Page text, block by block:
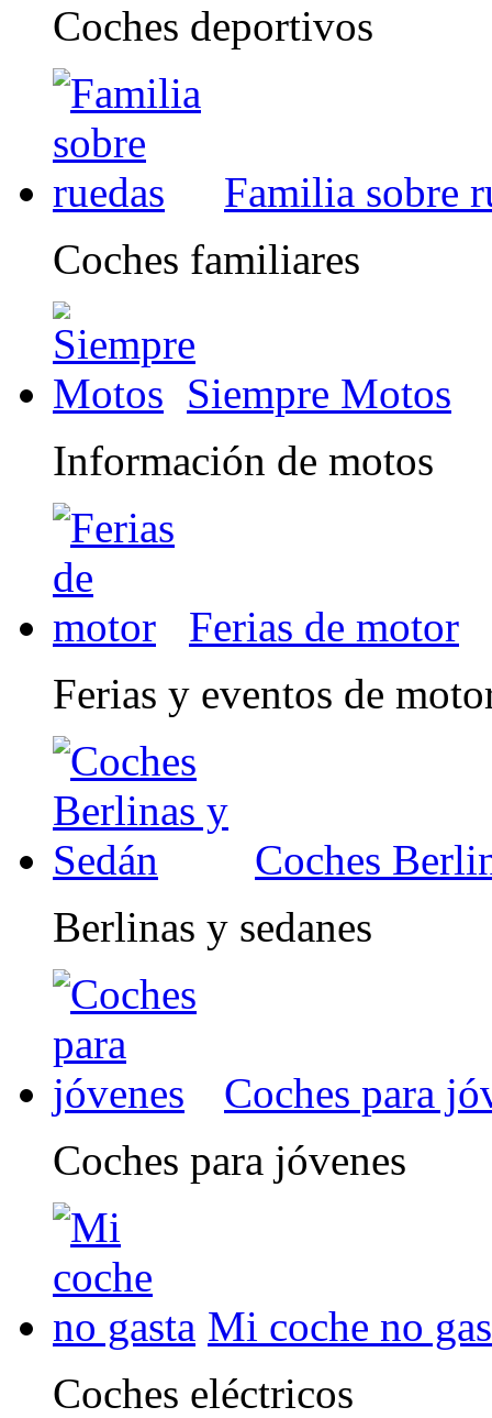
Coches deportivos
Familia sobre
Coches familiares
Siempre Motos
Información de motos
Ferias de motor
Ferias y eventos de
Coches
Berlinas y sedanes
Coches para
Coches para jóvenes
Mi coche no
Coches eléctricos